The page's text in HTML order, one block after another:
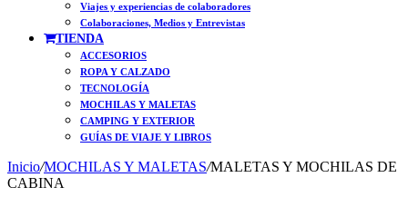
Viajes y experiencias de colaboradores
Colaboraciones, Medios y Entrevistas
TIENDA
ACCESORIOS
ROPA Y CALZADO
TECNOLOGÍA
MOCHILAS Y MALETAS
CAMPING Y EXTERIOR
GUÍAS DE VIAJE Y LIBROS
Inicio/MOCHILAS Y MALETAS/MALETAS Y MOCHILAS DE
CABINA